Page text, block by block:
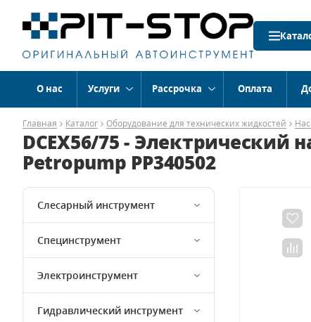
О нас Услуги Рассрочка Оплата
Главная Каталог Оборудование для технических жидкостей
DCEX56/75 - Электрический
Petropump PP340502
Слесарный инструмент
Специнструмент
Электроинструмент
Гидравлический инструмент